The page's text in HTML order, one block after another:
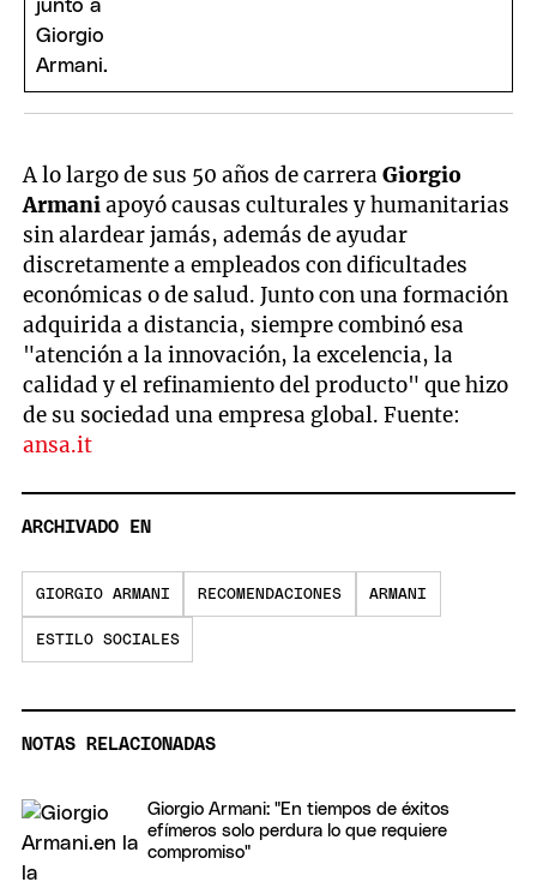
A lo largo de sus 50 años de carreraGiorgio
Armaniapoyó causas culturales y humanitarias
sin alardear jamás, además de ayudar
discretamente a empleados con dificultades
económicas o de salud. Junto con una formación
adquirida a distancia, siempre combinó esa
"atención a la innovación, la excelencia, la
calidad y el refinamiento del producto" que hizo
de su sociedad una empresa global. Fuente:
ansa.it
ARCHIVADO EN
GIORGIO ARMANI RECOMENDACIONES ARMANI
ESTILO SOCIALES
NOTAS RELACIONADAS
Giorgio Armani: "En tiempos de éxitos
efímeros solo perdura lo que requiere
compromiso"